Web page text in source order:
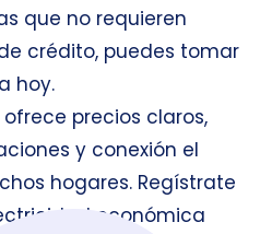
que no requieren
crédito, puedes tomar
hoy.
precios claros,
y conexión el
hogares. Regístrate
económica